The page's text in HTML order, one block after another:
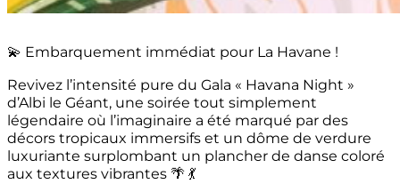
💫 Embarquement immédiat pour La Havane !
Revivez l’intensité pure du Gala « Havana Night »
d’Albi le Géant, une soirée tout simplement
légendaire où l’imaginaire a été marqué par des
décors tropicaux immersifs et un dôme de verdure
luxuriante surplombant un plancher de danse coloré
aux textures vibrantes 🌴 💃